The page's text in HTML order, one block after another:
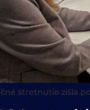
stretnutie zišla